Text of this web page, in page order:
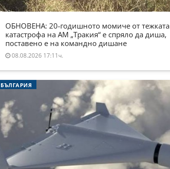
ОБНОВЕНА: 20-годишното момиче от тежката
катастрофа на АМ „Тракия“ е спряло да диша,
поставено е на командно дишане
08.08.2026 17:11ч.
БЪЛГАРИЯ